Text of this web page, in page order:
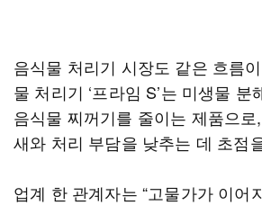
음식물 처리기 시장도 같은 흐름
물 처리기 ‘프라임 S’는 미생물 분
음식물 찌꺼기를 줄이는 제품으
새와 처리 부담을 낮추는 데 초점
업계 한 관계자는 “고물가가 이어